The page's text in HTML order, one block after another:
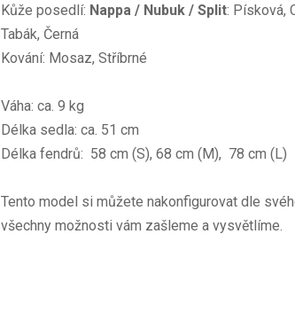
Kůže posedlí: Nappa / Nubuk / Split: Písková,
Tabák, Černá
Kování: Mosaz, Stříbrné
Váha: ca. 9 kg
Délka sedla: ca. 51 cm
Délka fendrů: 58 cm (S), 68 cm (M), 78 cm (L)
Tento model si můžete nakonfigurovat dle
všechny možnosti vám zašleme a vysvětlíme.